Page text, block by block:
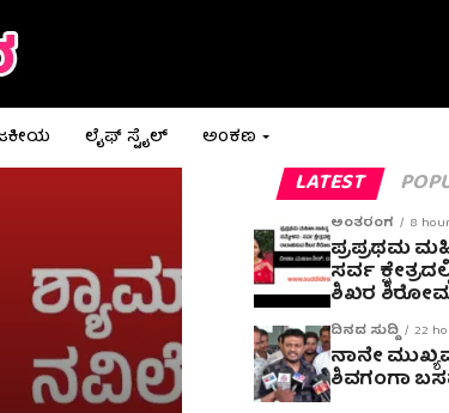
ಲೈಫ್ ಸ್ಟೈಲ್ ಅಂಕಣ
LATEST
ಅಂತರಂಗ 8
ಪ್ರಪ್ರಥಮ
ಸರ್ವ
ಶಿಖರ
ದಿನದ ಸುದ್ದಿ 22
ನಾನೇ
ಶಿವಗಂಗಾ